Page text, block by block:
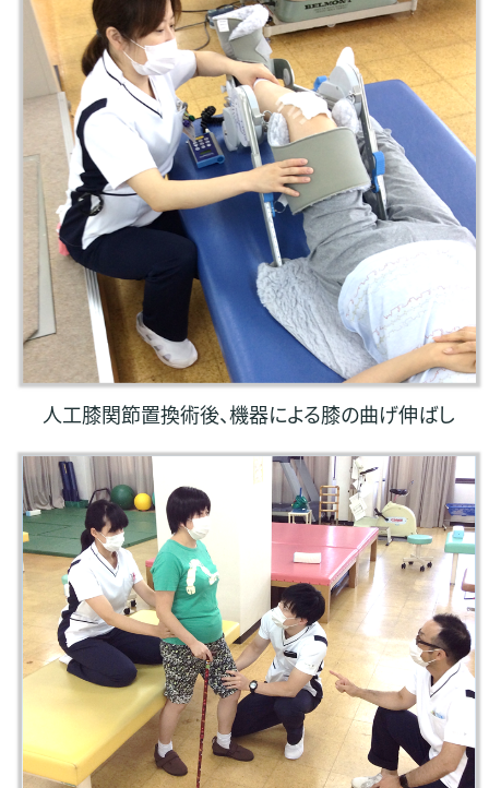
人工膝関節置換術後、機器による膝の曲げ伸ばし